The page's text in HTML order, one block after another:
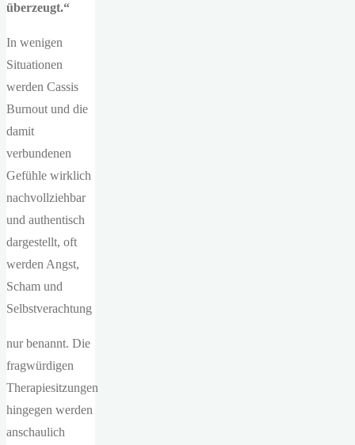
überzeugt.“
In wenigen
Situationen
werden Cassis
Burnout und die
damit
verbundenen
Gefühle wirklich
nachvollziehbar
und authentisch
dargestellt, oft
werden Angst,
Scham und
Selbstverachtung
nur benannt. Die
fragwürdigen
Therapiesitzungen
hingegen werden
anschaulich